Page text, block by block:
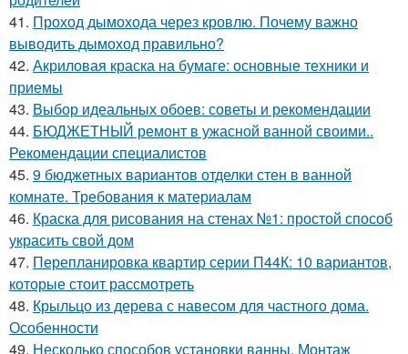
41. Проход дымохода через кровлю. Почему важно
выводить дымоход правильно?
42. Акриловая краска на бумаге: основные техники и
приемы
43. Выбор идеальных обоев: советы и рекомендации
44. БЮДЖЕТНЫЙ ремонт в ужасной ванной своими..
Рекомендации специалистов
45. 9 бюджетных вариантов отделки стен в ванной
комнате. Требования к материалам
46. Краска для рисования на стенах №1: простой способ
украсить свой дом
47. Перепланировка квартир серии П44К: 10 вариантов,
которые стоит рассмотреть
48. Крыльцо из дерева с навесом для частного дома.
Особенности
49. Несколько способов установки ванны. Монтаж